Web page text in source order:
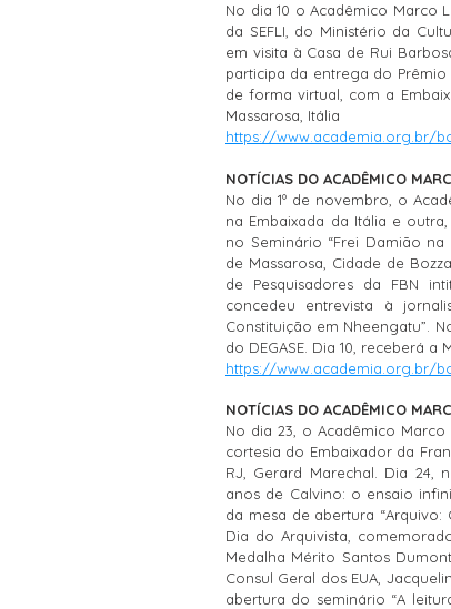
No dia 10 o Acadêmico Marco
da SEFLI, do Ministério da
em visita à Casa de Rui
participa da entrega do Prêmio
de forma virtual, com a
Massarosa, Itália
https://www.academia.org.br/
NOTÍCIAS DO ACADÊMICO
No dia 1º de novembro, o
na Embaixada da Itália e
no Seminário “Frei Damião
de Massarosa, Cidade de
de Pesquisadores da FBN
concedeu entrevista à
Constituição em Nheengatu”.
do DEGASE. Dia 10, receberá a
https://www.academia.org.br/
NOTÍCIAS DO ACADÊMICO
No dia 23, o Acadêmico
cortesia do Embaixador da
RJ, Gerard Marechal. Dia 24,
anos de Calvino: o ensaio
da mesa de abertura “Arquivo:
Dia do Arquivista,
Medalha Mérito Santos
Consul Geral dos EUA,
abertura do seminário “A